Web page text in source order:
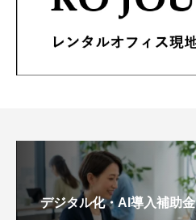
デジタル化・AI導入補助金